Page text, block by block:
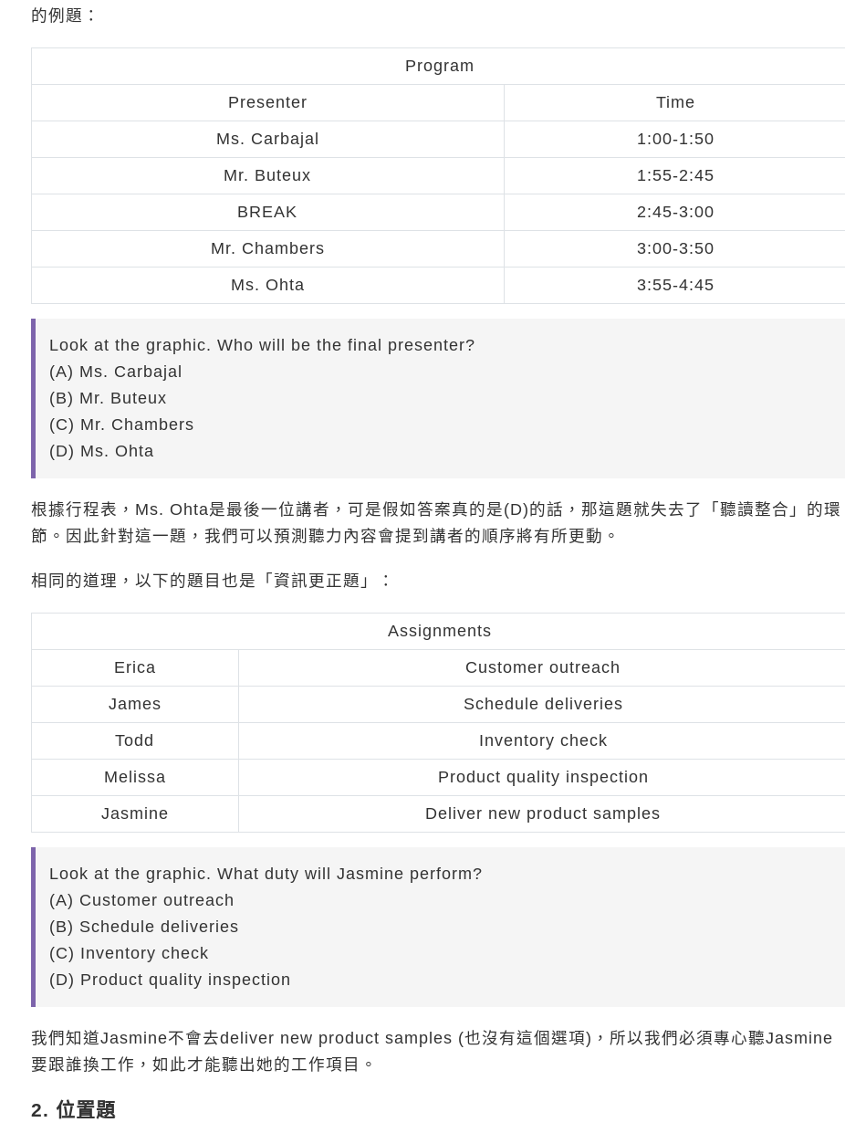
的例題：
Program
Presenter
Time
Ms. Carbajal
1:00-1:50
Mr. Buteux
1:55-2:45
BREAK
2:45-3:00
Mr. Chambers
3:00-3:50
Ms. Ohta
3:55-4:45
Look at the graphic. Who will be the final presenter?
(A) Ms. Carbajal
(B) Mr. Buteux
(C) Mr. Chambers
(D) Ms. Ohta
根據行程表，Ms. Ohta是最後一位講者，可是假如答案真的是(D)的話，那這題就失去了「聽讀整合」的環
節。因此針對這一題，我們可以預測聽力內容會提到講者的順序將有所更動。
相同的道理，以下的題目也是「資訊更正題」：
Assignments
Erica
Customer outreach
James
Schedule deliveries
Todd
Inventory check
Melissa
Product quality inspection
Jasmine
Deliver new product samples
Look at the graphic. What duty will Jasmine perform?
(A) Customer outreach
(B) Schedule deliveries
(C) Inventory check
(D) Product quality inspection
我們知道Jasmine不會去deliver new product samples (也沒有這個選項)，所以我們必須專心聽Jasmine
要跟誰換工作，如此才能聽出她的工作項目。
2. 位置題